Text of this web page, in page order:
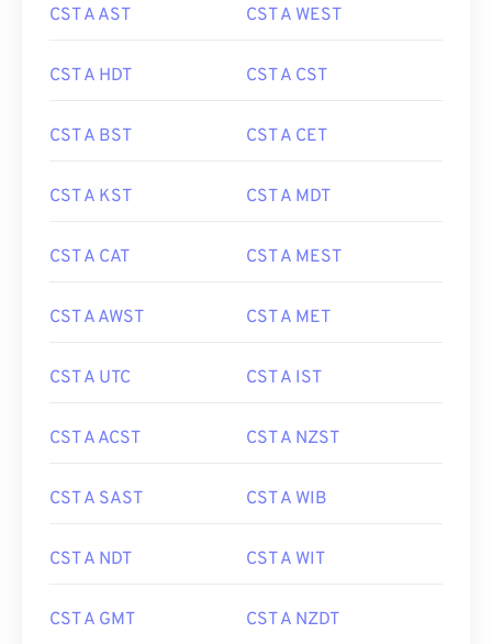
CST A AST CST A WEST
CST A HDT CST A CST
CST A BST CST A CET
CST A KST CST A MDT
CST A CAT CST A MEST
CST A AWST CST A MET
CST A UTC CST A IST
CST A ACST CST A NZST
CST A SAST CST A WIB
CST A NDT CST A WIT
CST A GMT CST A NZDT